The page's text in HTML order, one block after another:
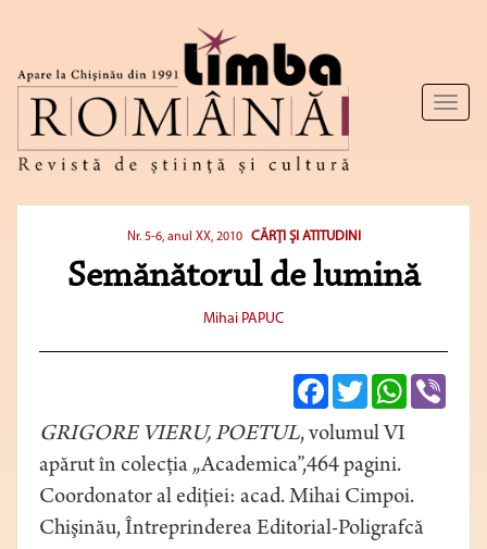
Toggle
Nr. 5-6, anul XX, 2010 CĂRŢI ŞI ATITUDINI
Semănătorul de lumină
Mihai PAPUC
FacebookTwitterWhatsApp
GRIGORE VIERU, POETUL, volumul VI
apărut în colecţia „Academica”,464 pagini.
Coordonator al ediţiei: acad. Mihai Cimpoi.
Chişinău, Întreprinderea Editorial-Poligrafcă